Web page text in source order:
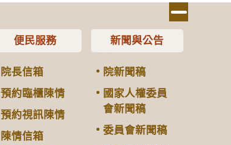
便民服務
院長信箱
預約臨櫃陳情
預約視訊陳情
陳情信箱
新聞與公告
院新聞稿
國家人權委員
會新聞稿
委員會新聞稿